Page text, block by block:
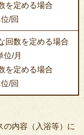
を定める場合
/回
回数を定める場合
位/月
を定める場合
/回
内容（入浴等）に